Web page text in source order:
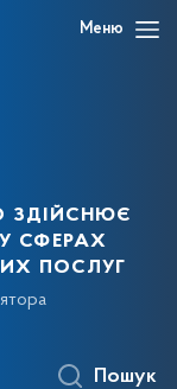
Меню
здійснює
сферах
послуг
Пошук